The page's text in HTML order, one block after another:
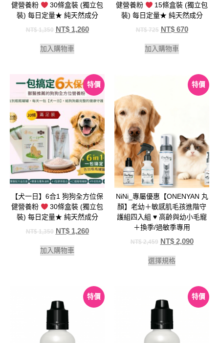
健營養粉
30條盒裝 (獨立包
裝) 每日定量★ 純天然成分
NT$1,350 NT$1,260
加入購物車
健營養粉
15條盒裝 (獨立包
裝) 每日定量★ 純天然成分
NT$725 NT$670
加入購物車
特價
【犬一日】6合1 狗狗全方位保
健營養粉
30條盒裝 (獨立包
裝) 每日定量★ 純天然成分
NT$1,350 NT$1,260
加入購物車
特價
NiNi_專屬優惠【ONENYAN 丸
顏】老幼＋敏感肌毛孩進階守
護組四入組 ♥️ 高齡與幼小毛寵
＋換季/過敏季專用
NT$2,459 NT$2,090
選擇規格
特價 特價